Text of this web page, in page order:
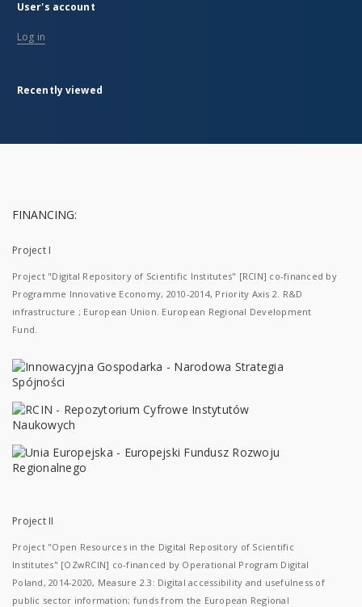
User's account
Log in
Recently viewed
FINANCING:
Project I
Project "Digital Repository of Scientific Institutes" [RCIN] co-financed by
Programme Innovative Economy, 2010-2014, Priority Axis 2. R&D
infrastructure ; European Union. European Regional Development
Fund.
Project II
Project "Open Resources in the Digital Repository of Scientific
Institutes" [OZwRCIN] co-financed by Operational Program Digital
Poland, 2014-2020, Measure 2.3: Digital accessibility and usefulness of
public sector information; funds from the European Regional